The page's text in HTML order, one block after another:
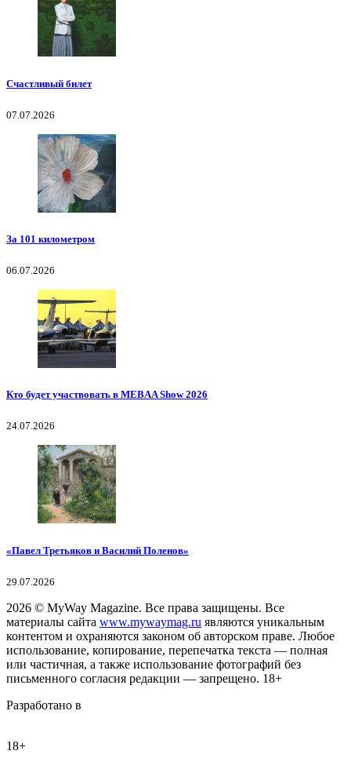
Счастливый билет
07.07.2026
За 101 километром
06.07.2026
Кто будет участвовать в MEBAA Show 2026
24.07.2026
«Павел Третьяков и Василий Поленов»
29.07.2026
2026 © MyWay Magazine. Все права защищены. Все
материалы сайта www.mywaymag.ru являются уникальным
контентом и охраняются законом об авторском праве. Любое
использование, копирование, перепечатка текста — полная
или частичная, а также использование фотографий без
письменного согласия редакции — запрещено. 18+
Разработано в
18+